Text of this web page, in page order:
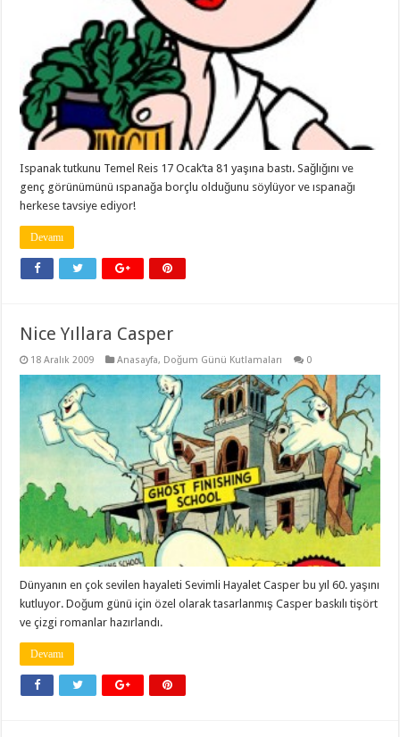
Ispanak tutkunu Temel Reis 17 Ocak’ta 81 yaşına bastı. Sağlığını ve
genç görünümünü ıspanağa borçlu olduğunu söylüyor ve ıspanağı
herkese tavsiye ediyor!
Devamı
Nice Yıllara Casper
18 Aralık 2009 Anasayfa, Doğum Günü Kutlamaları 0
Dünyanın en çok sevilen hayaleti Sevimli Hayalet Casper bu yıl 60. yaşını
kutluyor. Doğum günü için özel olarak tasarlanmış Casper baskılı tişört
ve çizgi romanlar hazırlandı.
Devamı